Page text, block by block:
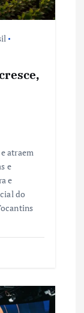
atraem
e
e
do